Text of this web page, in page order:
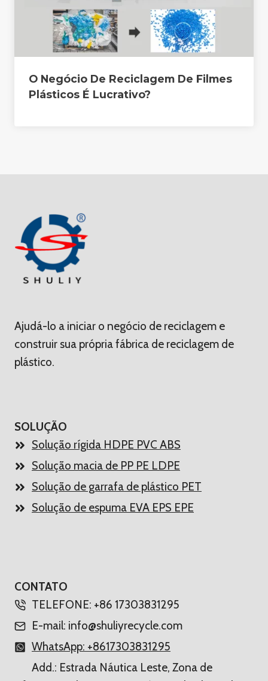
O Negócio De Reciclagem De Filmes
Plásticos É Lucrativo?
Ajudá-lo a iniciar o negócio de reciclagem e
construir sua própria fábrica de reciclagem de
plástico.
SOLUÇÃO
Solução rígida HDPE PVC ABS
Solução macia de PP PE LDPE
Solução de garrafa de plástico PET
Solução de espuma EVA EPS EPE
CONTATO
TELEFONE: +86 17303831295
E-mail: info@shuliyrecycle.com
WhatsApp: +8617303831295
Add.: Estrada Náutica Leste, Zona de